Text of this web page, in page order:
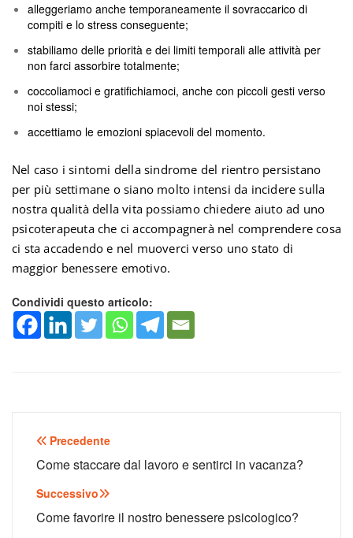
alleggeriamo anche temporaneamente il sovraccarico di
compiti e lo stress conseguente;
stabiliamo delle priorità e dei limiti temporali alle attività per
non farci assorbire totalmente;
coccoliamoci e gratifichiamoci, anche con piccoli gesti verso
noi stessi;
accettiamo le emozioni spiacevoli del momento.
Nel caso i sintomi della sindrome del rientro persistano
per più settimane o siano molto intensi da incidere sulla
nostra qualità della vita possiamo chiedere aiuto ad uno
psicoterapeuta che ci accompagnerà nel comprendere cosa
ci sta accadendo e nel muoverci verso uno stato di
maggior benessere emotivo.
Condividi questo articolo:
Navigazione
articoli
Precedente
Come staccare dal lavoro e sentirci in vacanza?
Successivo
Come favorire il nostro benessere psicologico?